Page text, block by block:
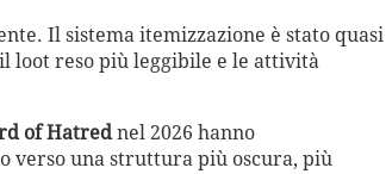
Il sistema itemizzazione è stato quasi
loot reso più leggibile e le attività
of Hatrednel 2026 hanno
verso una struttura più oscura, più